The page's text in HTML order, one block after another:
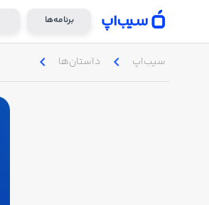
برنامه‌ها
سیب‌اپ chevron_left داستان‌ها chevron_left